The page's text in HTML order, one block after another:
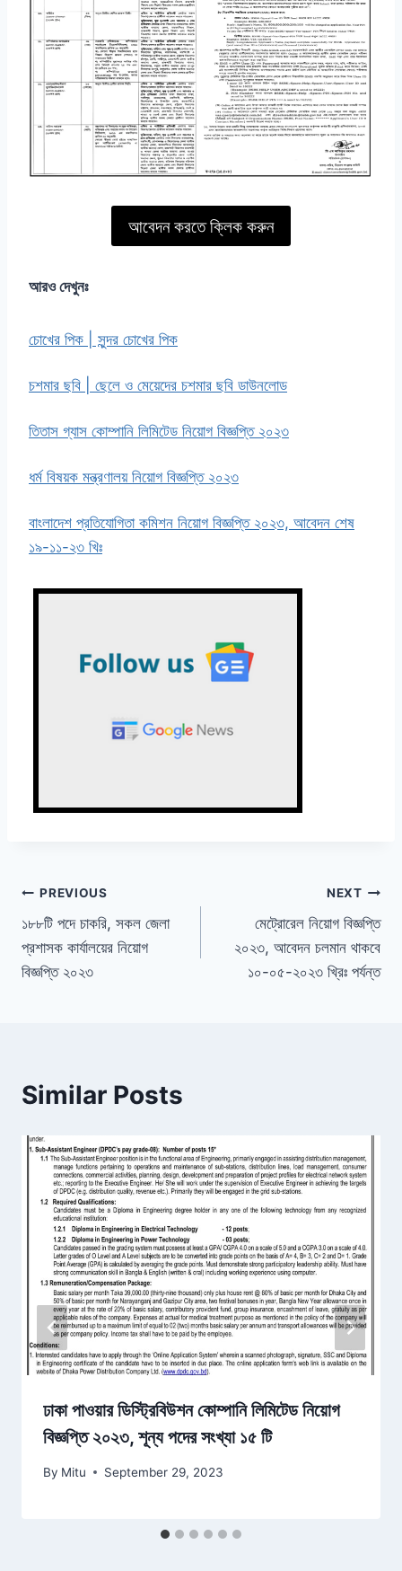
আবেদন করতে ক্লিক করুন
আরও দেখুনঃ
চোখের পিক | সুন্দর চোখের পিক
চশমার ছবি | ছেলে ও মেয়েদের চশমার ছবি ডাউনলোড
তিতাস গ্যাস কোম্পানি লিমিটেড নিয়োগ বিজ্ঞপ্তি ২০২৩
ধর্ম বিষয়ক মন্ত্রণালয় নিয়োগ বিজ্ঞপ্তি ২০২৩
বাংলাদেশ প্রতিযোগিতা কমিশন নিয়োগ বিজ্ঞপ্তি ২০২৩, আবেদন শেষ
১৯-১১-২৩ খিঃ
Post
navigation
PREVIOUS
১৮৮টি পদে চাকরি, সকল জেলা
প্রশাসক কার্যালয়ের নিয়োগ
বিজ্ঞপ্তি ২০২৩
NEXT
মেট্রোরেল নিয়োগ বিজ্ঞপ্তি
২০২৩, আবেদন চলমান থাকবে
১০-০৫-২০২৩ খ্রিঃ পর্যন্ত
Similar Posts
ঢাকা পাওয়ার ডিস্ট্রিবিউশন কোম্পানি লিমিটেড নিয়োগ
বিজ্ঞপ্তি ২০২৩, শূন্য পদের সংখ্যা ১৫ টি
By Mitu September 29, 2023